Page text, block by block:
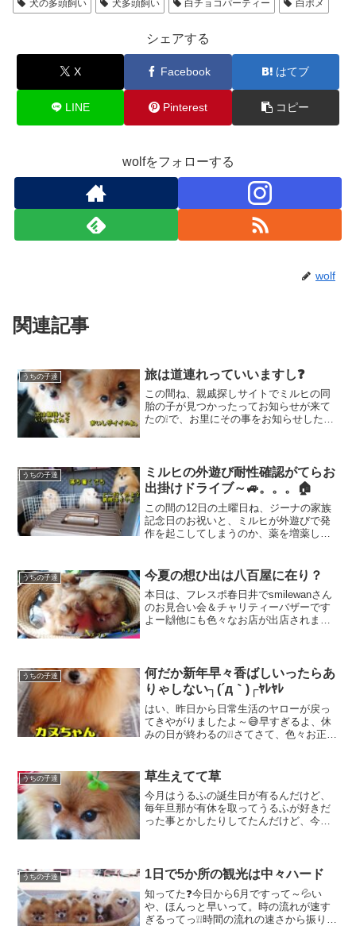
犬の多頭飼い 犬多頭飼い 白チョコパーティー 白ポメ
シェアする
X Facebook はてブ
LINE Pinterest コピー
wolfをフォローする
wolf
関連記事
うちの子達 旅は道連れっていいますし❓
この間ね、親戚探しサイトでミルヒの同
胎の子が見つかったってお知らせが来て
たの❕で、お里にその事をお知らせした
ブリーダーさんが「どーし...
うちの子達
ミルヒの外遊び耐性確認がてらお
出掛けドライブ～🚙。。。🏠
この間の12日の土曜日ね、ジーナの家族
記念日のお祝いと、ミルヒが外遊びで発
作を起こしてしまうのか、薬を増薬した
気予報を見ると、金曜日と日曜日が雨間
の土曜日は晴れだった...
うちの子達 今夏の想ひ出は八百屋に在り？
本日は、フレスポ春日井でsmilewanさん
のお見合い会＆チャリティーバザーです
よー🙌他にも色々なお店が出店されます
グは14日の月...
うちの子達
何だか新年早々香ばしいったらあ
りゃしない┐(´д｀)┌ﾔﾚﾔﾚ
はい、昨日から日常生活のヤローが戻っ
てきやがりましたよ～😅早すぎるよ、休
みの日が終わるの❕❕さてさて、色々お正月
ありましたよね・・・👇コレこれに端を
発したのか、それとも...
うちの子達 草生えてて草
今月はうるふの誕生日が有るんだけど、
毎年旦那が有休を取ってうるふが好きだ
った事とかしたりしてたんだけど、今年
の誕生日だけは欠かしては...
うちの子達 1日で5か所の観光は中々ハード
知ってた❓今日から6月ですって～💦い
や、ほんっと早いって。時の流れが速す
ぎるってっ❕❕時間の流れの速さから振り落